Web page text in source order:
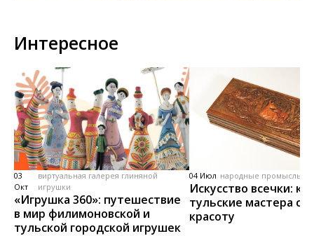
Интересное
03
Окт
виртуальная галерея глиняной
игрушки
«Игрушка 360»: путешествие
в мир филимоновской и
тульской городской игрушек
04 Июл народные промыслы,
Искусство всечки: как
тульские мастера
красоту